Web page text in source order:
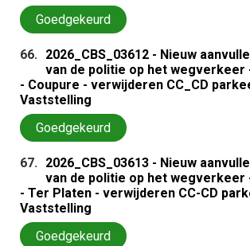
Goedgekeurd
66. 2026_CBS_03612 - Nieuw
van de politie op het wegverkeer
- Coupure - verwijderen CC_CD
Vaststelling
Goedgekeurd
67. 2026_CBS_03613 - Nieuw
van de politie op het wegverkeer
- Ter Platen - verwijderen CC-CD
Vaststelling
Goedgekeurd